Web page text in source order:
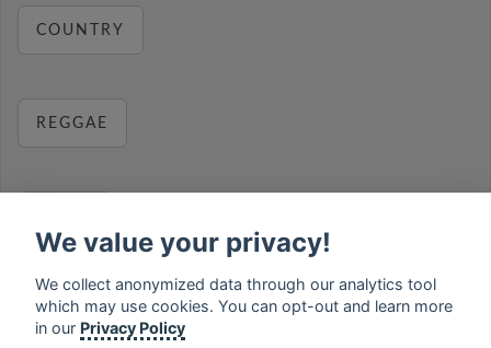
COUNTRY
REGGAE
MUSIC
We value your privacy!
We collect anonymized data through our analytics tool
which may use cookies. You can opt-out and learn more
in our Privacy Policy